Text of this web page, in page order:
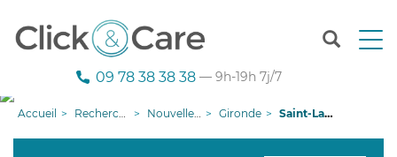
T
n
09 78 38 38 38 — 9h-19h 7j/7
Accueil Recherche aide à domicile Nouvelle-Aquitaine Gironde Saint-Laurent-Médoc